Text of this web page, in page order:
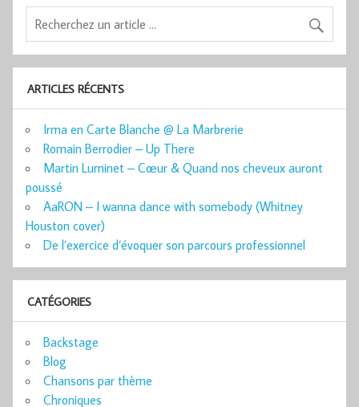
ARTICLES RÉCENTS
Irma en Carte Blanche @ La Marbrerie
Romain Berrodier – Up There
Martin Luminet – Cœur & Quand nos cheveux auront
poussé
AaRON – I wanna dance with somebody (Whitney
Houston cover)
De l’exercice d’évoquer son parcours professionnel
CATÉGORIES
Backstage
Blog
Chansons par thème
Chroniques